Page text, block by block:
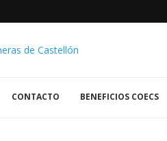
CONTACTO BENEFICIOS COECS